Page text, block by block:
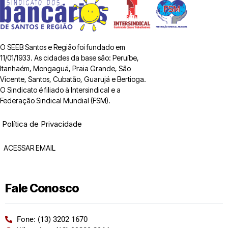
O SEEB Santos e Região foi fundado em
11/01/1933. As cidades da base são: Peruíbe,
Itanhaém, Mongaguá, Praia Grande, São
Vicente, Santos, Cubatão, Guarujá e Bertioga.
O Sindicato é filiado à Intersindical e a
Federação Sindical Mundial (FSM).
Política de Privacidade
ACESSAR EMAIL
Fale Conosco
Fone: (13) 3202 1670